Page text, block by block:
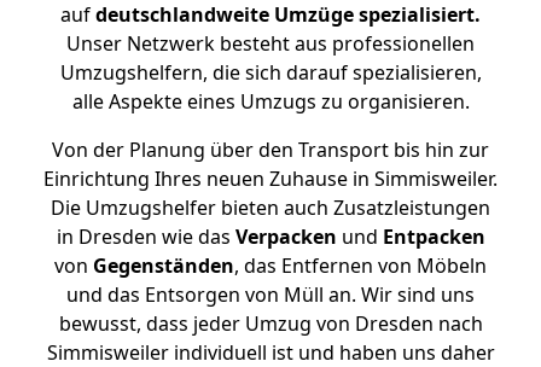
aufdeutschlandweite Umzüge spezialisiert.
Unser Netzwerk besteht aus professionellen
Umzugshelfern, die sich darauf spezialisieren,
alle Aspekte eines Umzugs zu organisieren.
Von der Planung über den Transport bis hin zur
Einrichtung Ihres neuen Zuhause in Simmisweiler.
Die Umzugshelfer bieten auch Zusatzleistungen
in Dresden wie das Verpacken und Entpacken
von Gegenständen, das Entfernen von Möbeln
und das Entsorgen von Müll an. Wir sind uns
bewusst, dass jeder Umzug von Dresden nach
Simmisweiler individuell ist und haben uns daher